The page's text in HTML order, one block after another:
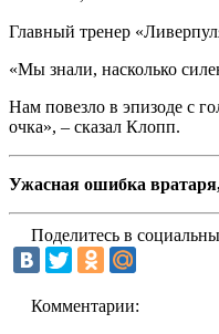
Главный тренер
«Мы знали, насколько
Нам повезло в эпизоде с
очка», – сказал Клопп.
Ужасная ошибка
Поделитесь в
Комментарии: